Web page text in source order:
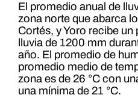
El promedio anual de
zona norte que abarca
Cortés, y Yoro recibe
lluvia de 1200 mm
año. El promedio de
promedio medio de
zona es de 26 °C con
una mínima de 21 °C.